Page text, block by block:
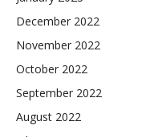
December 2022
November 2022
October 2022
September 2022
August 2022